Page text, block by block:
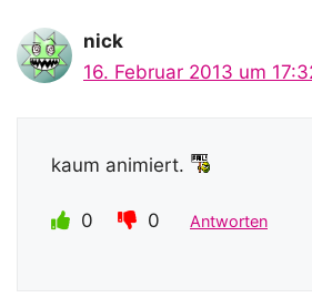
nick
16. Februar 2013 um
kaum animiert.
0 0 Antworten